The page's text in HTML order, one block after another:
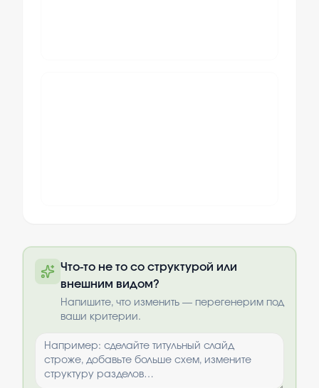
по почте после оплаты
Что-то не то со структурой или
внешним видом?
Напишите, что изменить — перегенерим под
ваши критерии.